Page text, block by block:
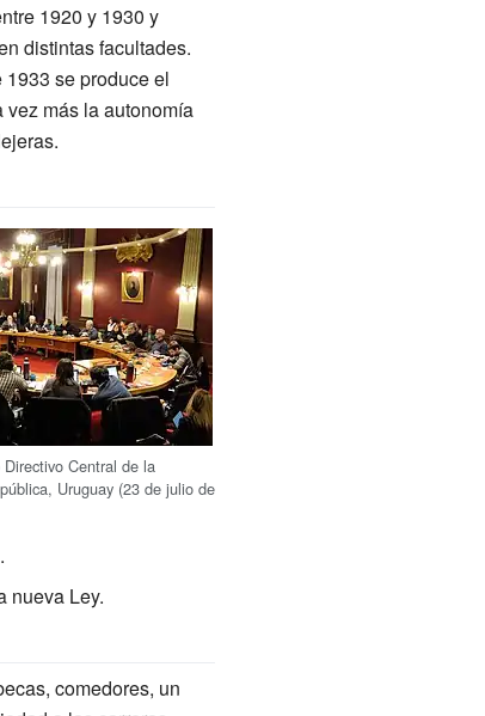
1920 y 1930 y
distintas facultades.
se produce el
más la autonomía
Central de la
Uruguay (23 de julio de
nueva Ley.
comedores, un